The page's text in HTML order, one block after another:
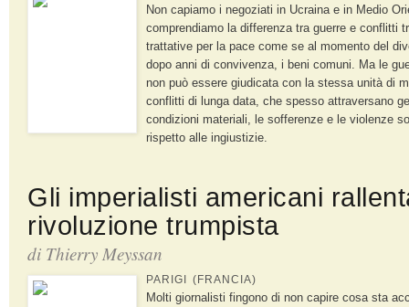
Non capiamo i negoziati in Ucraina e in Medio
comprendiamo la differenza tra guerre e conflitti
trattative per la pace come se al momento del
dopo anni di convivenza, i beni comuni. Ma le
non può essere giudicata con la stessa unità di
conflitti di lunga data, che spesso attraversano
condizioni materiali, le sofferenze e le violenze
rispetto alle ingiustizie.
Gli imperialisti americani
rivoluzione trumpista
di Thierry Meyssan
PARIGI (FRANCIA)
Molti giornalisti fingono di non capire cosa sta